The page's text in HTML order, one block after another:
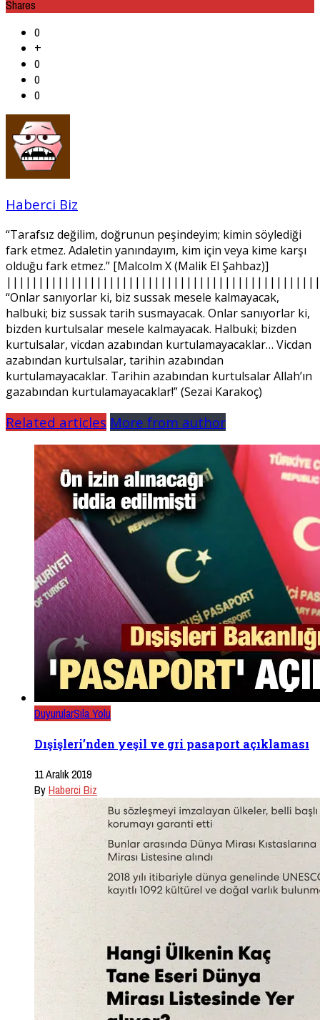
Shares
0
+
0
0
0
Haberci Biz
“Tarafsız değilim, doğrunun peşindeyim; kimin söylediği
fark etmez. Adaletin yanındayım, kim için veya kime karşı
olduğu fark etmez.” [Malcolm X (Malik El Şahbaz)]
“Onlar sanıyorlar ki, biz sussak mesele kalmayacak,
halbuki; biz sussak tarih susmayacak. Onlar sanıyorlar ki,
bizden kurtulsalar mesele kalmayacak. Halbuki; bizden
kurtulsalar, vicdan azabından kurtulamayacaklar… Vicdan
azabından kurtulsalar, tarihin azabından
kurtulamayacaklar. Tarihin azabından kurtulsalar Allah’ın
gazabından kurtulamayacaklar!” (Sezai Karakoç)
Related articles More from author
DuyurularSıla Yolu
Dışişleri’nden yeşil ve gri pasaport açıklaması
11 Aralık 2019
ByHaberci Biz